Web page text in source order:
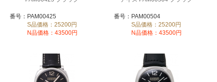
番号：PAM00425
S品価格：25200円
N品価格：43500円
番号：PAM00504
S品価格：25200円
N品価格：43500円